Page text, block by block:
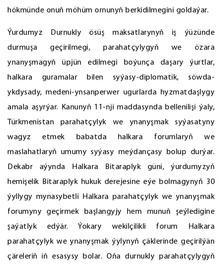
hökmünde onuň möhüm ornunyň berkidilmegini goldaýar.
Ýurdumyz Durnukly ösüş maksatlarynyň iş ýüzünde
durmuşa geçirilmegi, parahatçylygyň we özara
ynanyşmagyň üpjün edilmegi boýunça daşary ýurtlar,
halkara guramalar bilen syýasy-diplomatik, söwda-
ykdysady, medeni-ynsanperwer ugurlarda hyzmatdaşlygy
amala aşyrýar. Kanunyň 11-nji maddasynda bellenilişi ýaly,
Türkmenistan parahatçylyk we ynanyşmak syýasatyny
wagyz etmek babatda halkara forumlaryň we
maslahatlaryň umumy syýasy meýdançasy bolup durýar.
Dekabr aýynda Halkara Bitaraplyk güni, ýurdumyzyň
hemişelik Bitaraplyk hukuk derejesine eýe bolmagynyň 30
ýyllygy mynasybetli Halkara parahatçylyk we ynanyşmak
forumyny geçirmek başlangyjy hem munuň şeýledigine
şaýatlyk edýär. Ýokary wekilçilikli forum Halkara
parahatçylyk we ynanyşmak ýylynyň çäklerinde geçirilýän
çäreleriň iň esasysy bolar. Oňa durnukly parahatçylygyň